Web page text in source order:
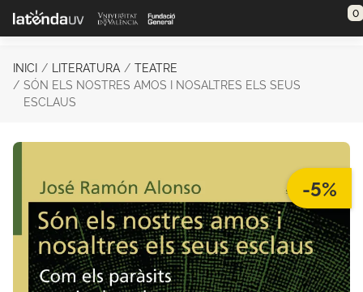
Saltar al contenido principal 0
INICI LITERATURA
TEATRE
SÓN ELS NOSTRES AMOS I NOSALTRES ELS SEUS
ESCLAUS
-5%